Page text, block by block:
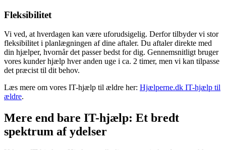
Fleksibilitet
Vi ved, at hverdagen kan være uforudsigelig. Derfor tilbyder vi stor
fleksibilitet i planlægningen af dine aftaler. Du aftaler direkte med
din hjælper, hvornår det passer bedst for dig. Gennemsnitligt bruger
vores kunder hjælp hver anden uge i ca. 2 timer, men vi kan tilpasse
det præcist til dit behov.
Læs mere om vores IT-hjælp til ældre her: Hjælperne.dk IT-hjælp til
ældre.
Mere end bare IT-hjælp: Et bredt
spektrum af ydelser